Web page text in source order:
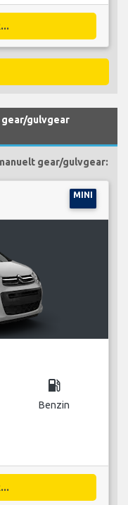
gear/gulvgear
gear/gulvgear:
MINI
local_gas_station
Benzin